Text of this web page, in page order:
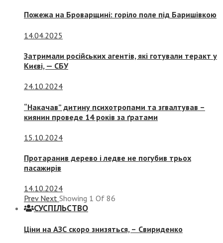
Пожежа на Броварщині: горіло поле під Баришівкою
14.04.2025
Затримали російських агентів, які готували теракт у
Києві, — СБУ
24.10.2024
“Накачав” дитину психотропами та згвалтував –
киянин проведе 14 років за ґратами
15.10.2024
Протаранив дерево і ледве не погубив трьох
пасажирів
14.10.2024
Prev Next Showing 1 Of 86
СУСПIЛЬСТВО
Ціни на АЗС скоро знизяться, – Свириденко